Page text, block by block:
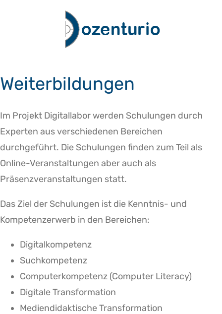
Weiterbildungen
Im Projekt Digitallabor werden Schulungen durch
Experten aus verschiedenen Bereichen
durchgeführt. Die Schulungen finden zum Teil als
Online-Veranstaltungen aber auch als
Präsenzveranstaltungen statt.
Das Ziel der Schulungen ist die Kenntnis- und
Kompetenzerwerb in den Bereichen:
Digitalkompetenz
Suchkompetenz
Computerkompetenz (Computer Literacy)
Digitale Transformation
Mediendidaktische Transformation